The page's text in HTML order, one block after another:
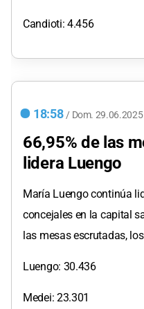
Candioti: 4.456
18:58 / Dom. 29.06.2025
66,95% de las
lidera Luengo
María Luengo continúa
concejales en la capital
las mesas escrutadas,
Luengo: 30.436
Medei: 23.301